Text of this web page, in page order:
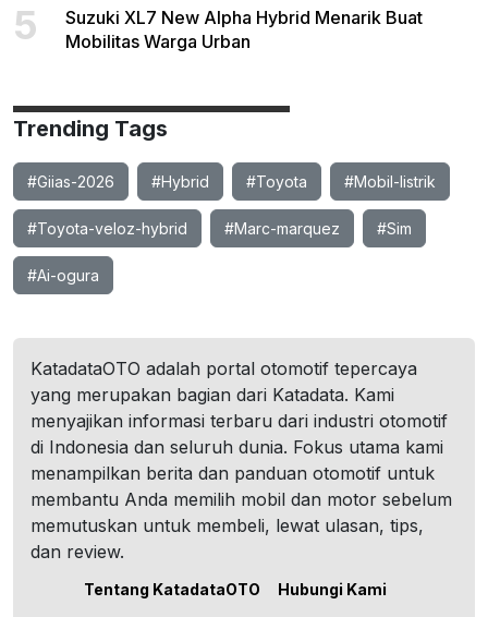
5
Suzuki XL7 New Alpha Hybrid Menarik Buat
Mobilitas Warga Urban
Trending Tags
#Giias-2026 #Hybrid #Toyota #Mobil-listrik
#Toyota-veloz-hybrid #Marc-marquez #Sim
#Ai-ogura
KatadataOTO adalah portal otomotif tepercaya
yang merupakan bagian dari Katadata. Kami
menyajikan informasi terbaru dari industri otomotif
di Indonesia dan seluruh dunia. Fokus utama kami
menampilkan berita dan panduan otomotif untuk
membantu Anda memilih mobil dan motor sebelum
memutuskan untuk membeli, lewat ulasan, tips,
dan review.
Tentang KatadataOTO Hubungi Kami